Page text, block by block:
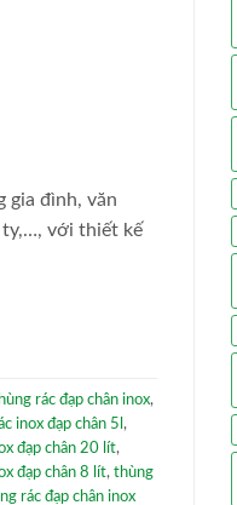
gia đình, văn
ty,…, với thiết kế
rác đạp chân inox,
inox đạp chân 5l ,
đạp chân 20 lít,
đạp chân 8 lít, thùng
rác đạp chân inox